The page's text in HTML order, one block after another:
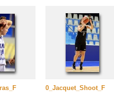
0_Jacquet_Shoot_F